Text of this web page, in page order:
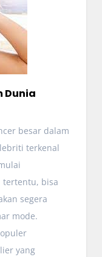
Dunia
besar dalam
terkenal
tertentu, bisa
segera
mode.
yang